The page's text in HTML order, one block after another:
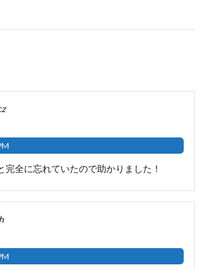
完全に忘れていたので助かりました！